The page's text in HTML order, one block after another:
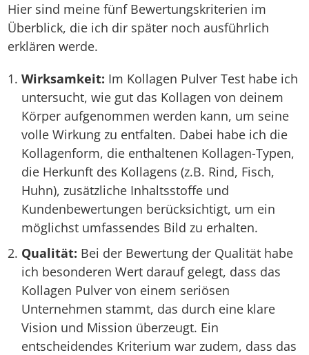
Hier sind meine fünf Bewertungskriterien im
Überblick, die ich dir später noch ausführlich
erklären werde.
Wirksamkeit: Im Kollagen Pulver Test habe ich
untersucht, wie gut das Kollagen von deinem
Körper aufgenommen werden kann, um seine
volle Wirkung zu entfalten. Dabei habe ich die
Kollagenform, die enthaltenen Kollagen-Typen,
die Herkunft des Kollagens (z.B. Rind, Fisch,
Huhn), zusätzliche Inhaltsstoffe und
Kundenbewertungen berücksichtigt, um ein
möglichst umfassendes Bild zu erhalten.
Qualität: Bei der Bewertung der Qualität habe
ich besonderen Wert darauf gelegt, dass das
Kollagen Pulver von einem seriösen
Unternehmen stammt, das durch eine klare
Vision und Mission überzeugt. Ein
entscheidendes Kriterium war zudem, dass das